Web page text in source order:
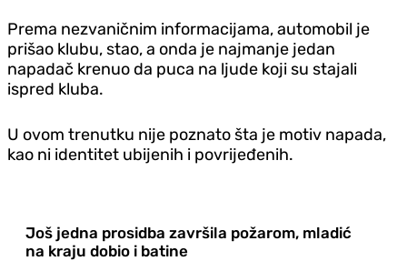
Prema nezvaničnim informacijama, automobil je
prišao klubu, stao, a onda je najmanje jedan
napadač krenuo da puca na ljude koji su stajali
ispred kluba.
U ovom trenutku nije poznato šta je motiv napada,
kao ni identitet ubijenih i povrijeđenih.
Još jedna prosidba završila požarom, mladić
na kraju dobio i batine